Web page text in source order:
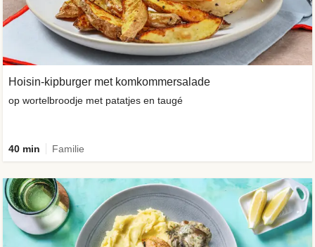
Hoisin-kipburger met komkommersalade
op wortelbroodje met patatjes en taugé
40 min Familie